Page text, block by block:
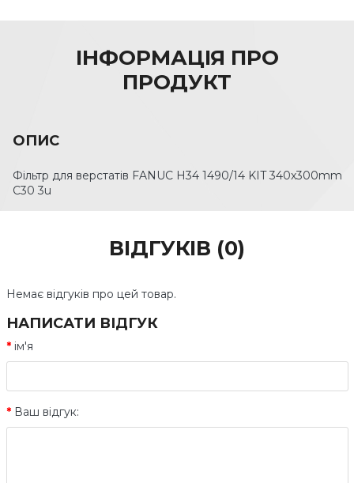
ІНФОРМАЦІЯ ПРО
ПРОДУКТ
ОПИС
Фільтр для верстатів FANUC H34 1490/14 KIT 340x300mm
C30 3u
ВІДГУКІВ (0)
Немає відгуків про цей товар.
НАПИСАТИ ВІДГУК
ім'я
Ваш відгук: